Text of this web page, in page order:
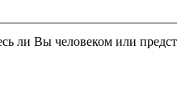
Этот вопрос задается для того, чтобы